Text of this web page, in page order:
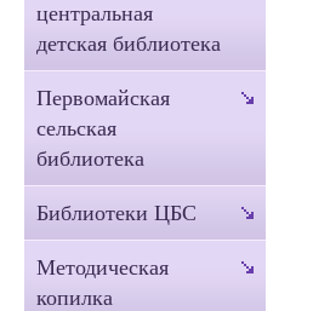
центральная
детская библиотека
Первомайская
сельская
библиотека
Библиотеки ЦБС
Методическая
копилка